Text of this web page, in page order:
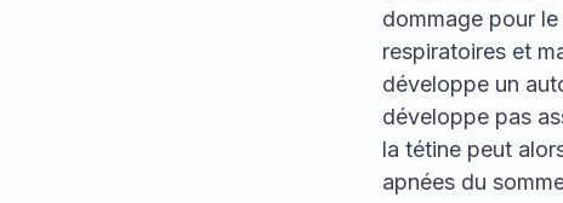
dommage pour
respiratoires et
développe un
développe pas
la tétine peut
apnées du